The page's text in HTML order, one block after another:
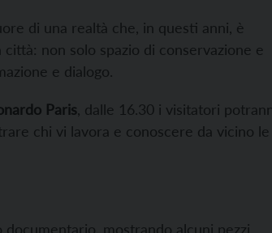
di una realtà che, in questi anni, è
non solo spazio di conservazione e
e dialogo.
Paris, dalle 16.30 i visitatori
chi vi lavora e conoscere da vicino le
mostrando alcuni pezzi